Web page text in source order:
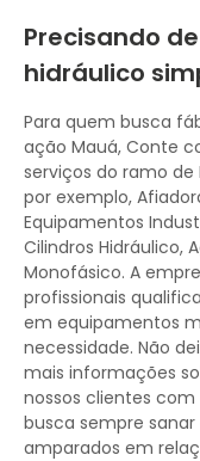
Precisando
hidráulico
Para quem busca
ação Mauá, Conte
serviços do ramo de
por exemplo,
Equipamentos
Cilindros Hidráulico,
Monofásico. A
profissionais
em equipamentos
necessidade. Não
mais informações
nossos clientes
busca sempre
amparados em